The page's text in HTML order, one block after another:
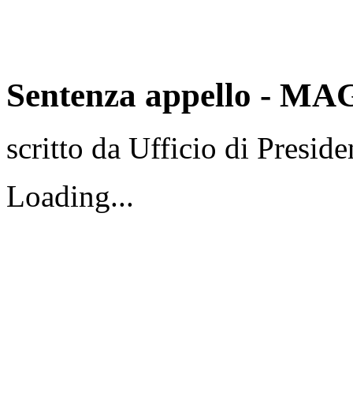
Sentenza appello -
scritto da Ufficio di
Loading...